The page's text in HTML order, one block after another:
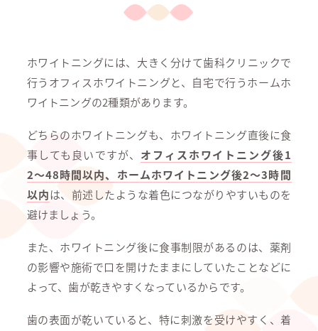
ホワイトニングには、大きく分けて歯科クリニックで
行うオフィスホワイトニングと、自宅で行うホームホ
ワイトニングの2種類があります。
どちらのホワイトニングも、ホワイトニング直後に食
事しても良いですが、 オフィスホワイトニング後1
2〜48時間以内、ホームホワイトニング後2〜3時間
以内は、前述したような着色につながりやすいものを
避けましょう。
また、ホワイトニング後に食事制限があるのは、薬剤
の影響や施術で口を開けたままにしていたことなどに
よって、歯が乾きやすくなっているからです。
歯の表面が乾いていると、特に刺激を受けやすく、着